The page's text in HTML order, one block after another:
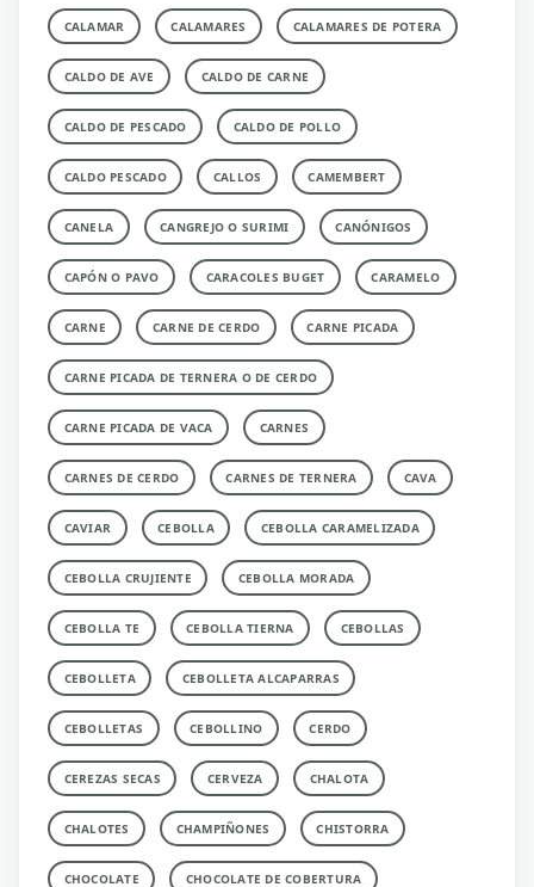
CALAMAR CALAMARES CALAMARES DE POTERA
CALDO DE AVE CALDO DE CARNE
CALDO DE PESCADO CALDO DE POLLO
CALDO PESCADO CALLOS CAMEMBERT
CANELA CANGREJO O SURIMI CANÓNIGOS
CAPÓN O PAVO CARACOLES BUGET CARAMELO
CARNE CARNE DE CERDO CARNE PICADA
CARNE PICADA DE TERNERA O DE CERDO
CARNE PICADA DE VACA CARNES
CARNES DE CERDO CARNES DE TERNERA CAVA
CAVIAR CEBOLLA CEBOLLA CARAMELIZADA
CEBOLLA CRUJIENTE CEBOLLA MORADA
CEBOLLA TE CEBOLLA TIERNA CEBOLLAS
CEBOLLETA CEBOLLETA ALCAPARRAS
CEBOLLETAS CEBOLLINO CERDO
CEREZAS SECAS CERVEZA CHALOTA
CHALOTES CHAMPIÑONES CHISTORRA
CHOCOLATE CHOCOLATE DE COBERTURA